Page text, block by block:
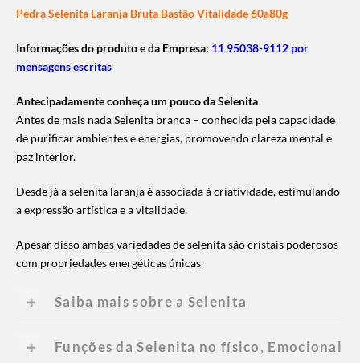
Pedra Selenita Laranja Bruta Bastão Vitalidade 60a80g
Informações do produto e da Empresa: 11 95038-9112 por
mensagens escritas
Antecipadamente conheça um pouco da Selenita
Antes de mais nada Selenita branca – conhecida pela capacidade
de purificar ambientes e energias, promovendo clareza mental e
paz interior.
Desde já a selenita laranja é associada à criatividade, estimulando
a expressão artística e a vitalidade.
Apesar disso ambas variedades de selenita são cristais poderosos
com propriedades energéticas únicas.
Saiba mais sobre a Selenita
Funções da Selenita no físico, Emocional